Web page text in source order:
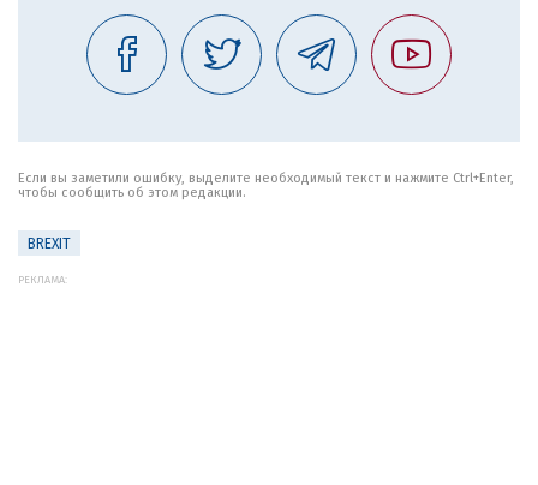
Если вы заметили ошибку, выделите необходимый текст и нажмите Ctrl+Enter,
чтобы сообщить об этом редакции.
BREXIT
РЕКЛАМА: